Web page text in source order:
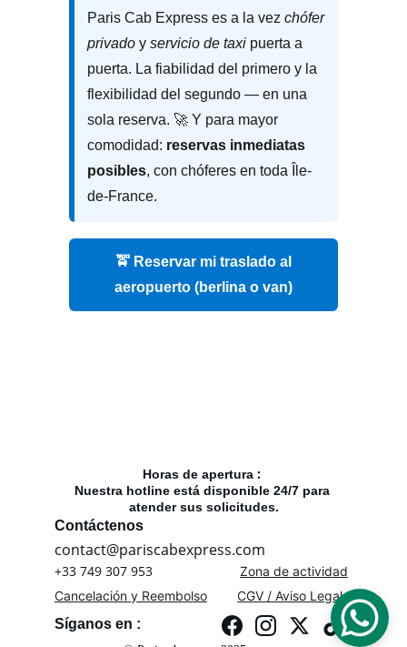
Contáctenos
contact@pariscabexpress.com
Síganos en :
Horas de apertura :
Nuestra hotline está disponible 24/7 para
atender sus solicitudes.
+33 749 307 953
CGV / Aviso Legal
Cancelación y Reembolso
Zona de actividad